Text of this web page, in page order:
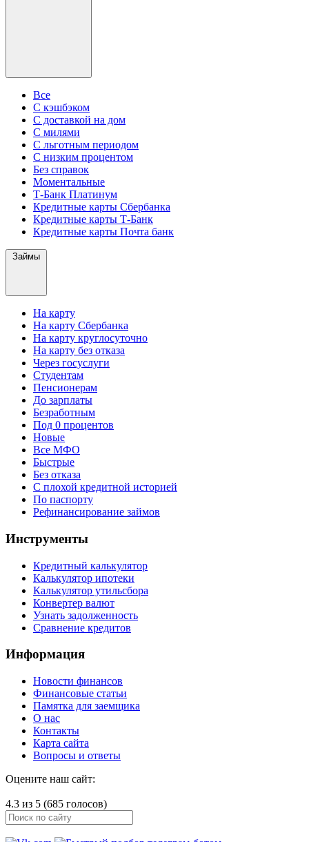
Все
С кэшбэком
С доставкой на дом
С милями
С льготным периодом
С низким процентом
Без справок
Моментальные
Т-Банк Платинум
Кредитные карты Сбербанка
Кредитные карты Т-Банк
Кредитные карты Почта банк
Займы
На карту
На карту Сбербанка
На карту круглосуточно
На карту без отказа
Через госуслуги
Студентам
Пенсионерам
До зарплаты
Безработным
Под 0 процентов
Новые
Все МФО
Быстрые
Без отказа
С плохой кредитной историей
По паспорту
Рефинансирование займов
Инструменты
Кредитный калькулятор
Калькулятор ипотеки
Калькулятор утильсбора
Конвертер валют
Узнать задолженность
Сравнение кредитов
Информация
Новости финансов
Финансовые статьи
Памятка для заемщика
О нас
Контакты
Карта сайта
Вопросы и ответы
Оцените наш сайт:
4.3 из 5 (685 голосов)